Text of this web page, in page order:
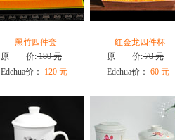
黑竹四件套
原 价:180 元
Edehua价：
120 元
红金龙四件杯
原 价:70 元
Edehua价： 60 元